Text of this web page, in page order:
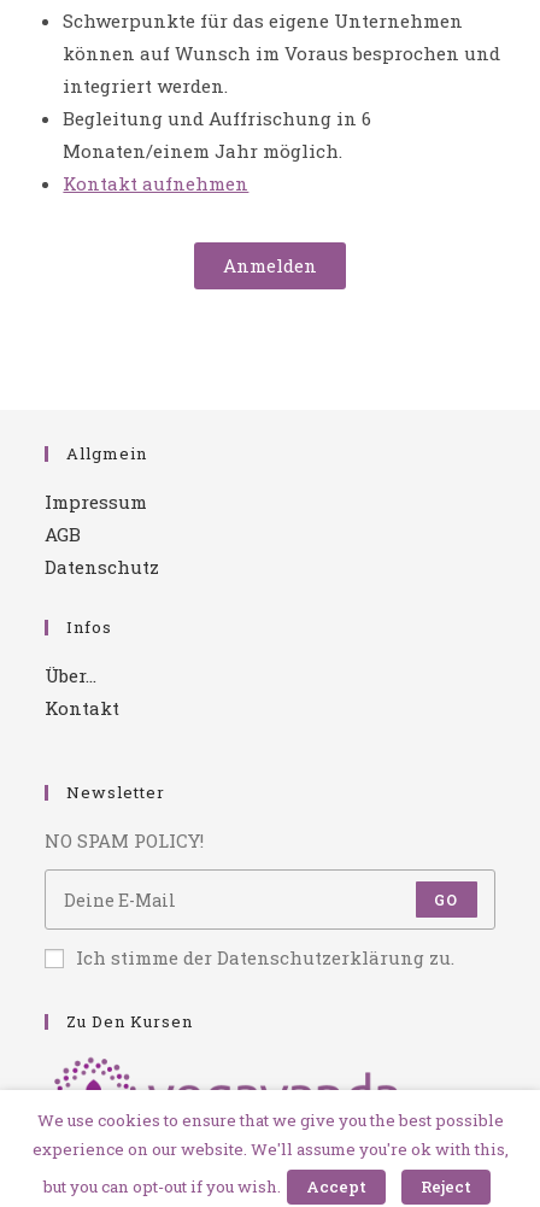
Schwerpunkte für das eigene Unternehmen
können auf Wunsch im Voraus besprochen und
integriert werden.
Begleitung und Auffrischung in 6
Monaten/einem Jahr möglich.
Kontakt aufnehmen
Anmelden
Allgmein
Impressum
AGB
Datenschutz
Infos
Über…
Kontakt
Newsletter
NO SPAM POLICY!
GO
Ich stimme der Datenschutzerklärung zu.
Zu Den Kursen
We use cookies to ensure that we give you the best possible
experience on our website. We'll assume you're ok with this,
but you can opt-out if you wish.
Accept Reject